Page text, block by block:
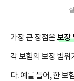
가장 큰 장점은보장
각 보험의 보장 범위
다. 예를 들어, 한 보